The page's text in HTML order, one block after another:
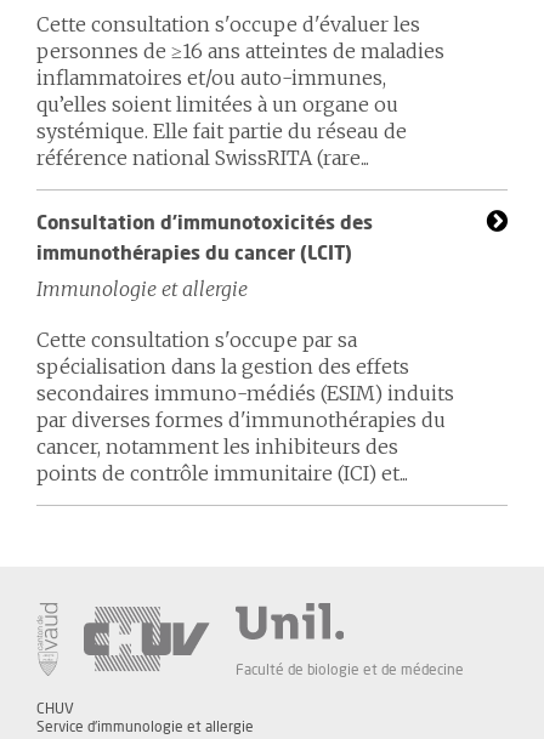
Cette consultation s'occupe d'évaluer les
personnes de ≥16 ans atteintes de maladies
inflammatoires et/ou auto-immunes,
qu’elles soient limitées à un organe ou
systémique. Elle fait partie du réseau de
référence national SwissRITA (rare...
Consultation d'immunotoxicités des
immunothérapies du cancer (LCIT)
Immunologie et allergie
Cette consultation s'occupe par sa
spécialisation dans la gestion des effets
secondaires immuno-médiés (ESIM) induits
par diverses formes d'immunothérapies du
cancer, notamment les inhibiteurs des
points de contrôle immunitaire (ICI) et...
Faculté de biologie et de médecine
CHUV
Service d'immunologie et allergie